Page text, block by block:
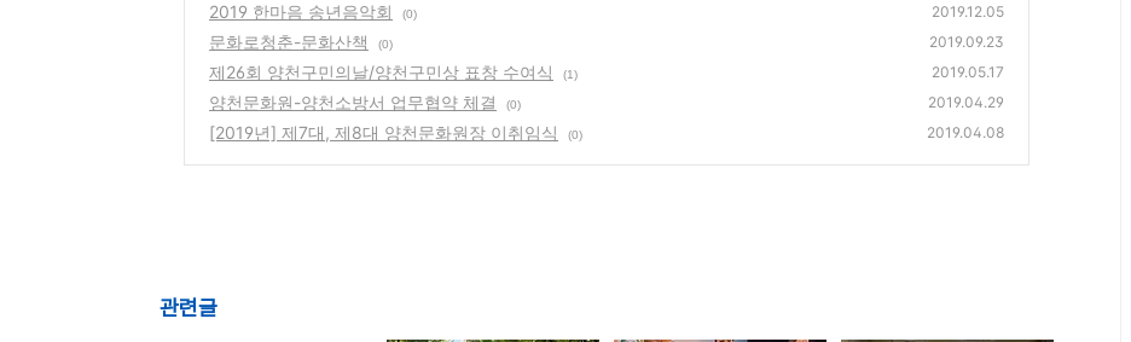
2019 한마음 송년음악회 (0) 2019.12.05
문화로청춘-문화산책 (0) 2019.09.23
제26회 양천구민의날/양천구민상 표창 수여식 (1) 2019.05.17
양천문화원-양천소방서 업무협약 체결 (0) 2019.04.29
[2019년] 제7대, 제8대 양천문화원장 이취임식 (0) 2019.04.08
관련글